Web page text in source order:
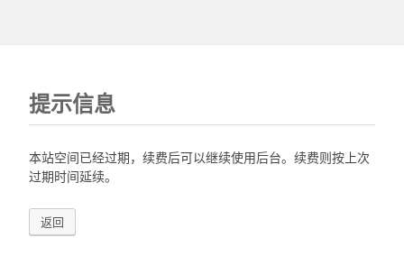
提示信息
本站空间已经过期，续费后可以继续使用后台。续费则按上次
过期时间延续。
返回